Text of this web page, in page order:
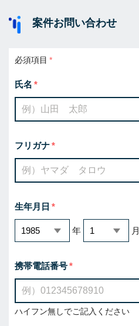
案件お問い合わせ
必須項目
氏名
フリガナ
生年月日
年 月
携帯電話番号
ハイフン無しでご記入ください